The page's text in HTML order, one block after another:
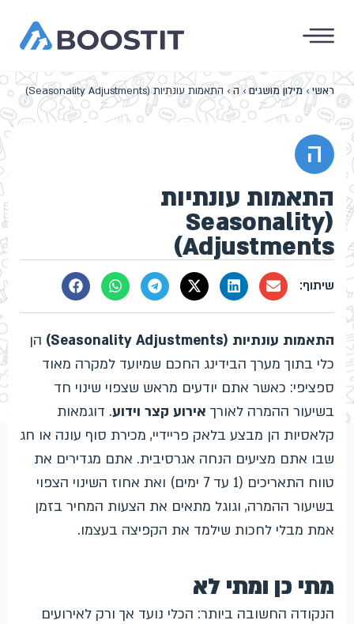
ראשי›מילון מושגים›ה› התאמות עונתיות (Seasonality Adjustments)
ה
התאמות עונתיות
(Seasonality
Adjustments)
התאמות עונתיות (Seasonality Adjustments)
הן
כלי בתוך מערך הבידינג החכם שמיועד למקרה מאוד
ספציפי: כאשר אתם יודעים מראש שצפוי שינוי חד
בשיעור ההמרה לאורך אירוע קצר וידוע. דוגמאות
קלאסיות הן מבצע בלאק פריידיי, מכירת סוף עונה או חג
שבו אתם מציעים הנחה אגרסיבית. אתם מגדירים את
טווח התאריכים (1 עד 7 ימים) ואת אחוז השינוי הצפוי
בשיעור ההמרה, וגוגל מתאים את הצעות המחיר בזמן
אמת מבלי לחכות שילמד את הקפיצה בעצמו.
מתי כן ומתי לא
הנקודה החשובה ביותר: הכלי נועד אך ורק לאירועים